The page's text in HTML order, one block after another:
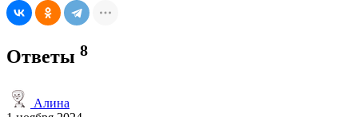
Ответы 8
Алина